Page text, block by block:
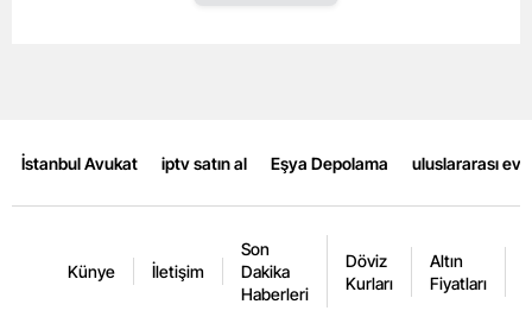
İstanbul Avukat iptv satın al Eşya Depolama uluslararası
Künye İletişim
Son
Dakika
Haberleri
Döviz
Kurları
Altın
Fiyatları